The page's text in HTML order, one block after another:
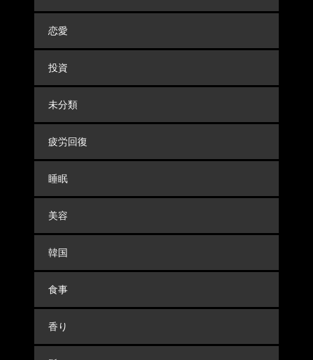
恋愛
投資
未分類
疲労回復
睡眠
美容
韓国
食事
香り